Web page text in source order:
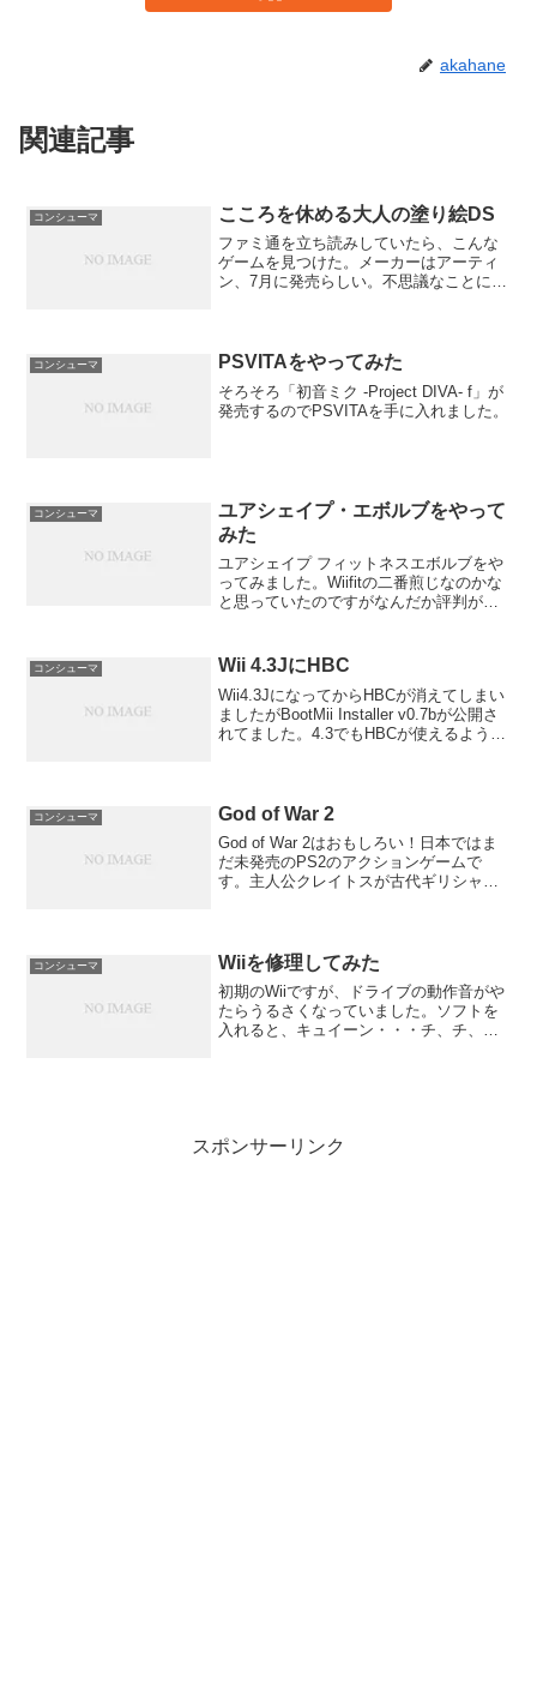
akahane
関連記事
コンシューマ こころを休める大人の塗り絵DS
ファミ通を立ち読みしていたら、こんな
ゲームを見つけた。メーカーはアーティ
ン、7月に発売らしい。不思議なことに公
とかゴッホとかの有名...
コンシューマ PSVITAをやってみた
そろそろ「初音ミク -Project DIVA- f」が
発売するのでPSVITAを手に入れました。
コンシューマ
ユアシェイプ・エボルブをやって
みた
ユアシェイプ フィットネスエボルブをや
ってみました。Wiifitの二番煎じなのかな
と思っていたのですがなんだか評判がい
コンシューマ Wii 4.3JにHBC
Wii4.3JになってからHBCが消えてしまい
ましたがBootMii Installer v0.7bが公開さ
れてました。4.3でもHBCが使えるようで
コンシューマ God of War 2
God of War 2はおもしろい！日本ではま
だ未発売のPS2のアクションゲームで
す。主人公クレイトスが古代ギリシャで
けて自由に武器...
コンシューマ Wiiを修理してみた
初期のWiiですが、ドライブの動作音がや
たらうるさくなっていました。ソフトを
入れると、キュイーン・・・チ、チ、
スポンサーリンク